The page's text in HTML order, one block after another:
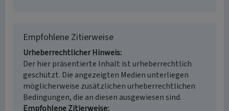
Empfohlene Zitierweise
Urheberrechtlicher Hinweis
Der hier präsentierte Inhalt ist urheberrechtlich
geschützt. Die angezeigten Medien unterliegen
möglicherweise zusätzlichen urheberrechtlichen
Bedingungen, die an diesen ausgewiesen sind.
Empfohlene Zitierweise